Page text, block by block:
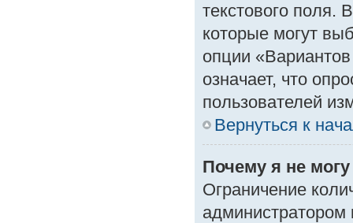
текстового поля.
которые могут
опции
означает, что
пользователей
Вернуться к
Почему я не
Ограничение